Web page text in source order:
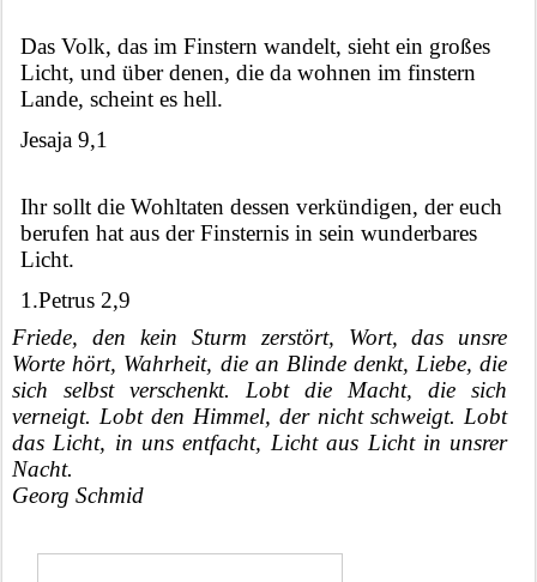
Das Volk, das im Finstern wandelt, sieht ein großes
Licht, und über denen, die da wohnen im finstern
Lande, scheint es hell.
Jesaja 9,1
Ihr sollt die Wohltaten dessen verkündigen, der euch
berufen hat aus der Finsternis in sein wunderbares
Licht.
1.Petrus 2,9
Friede, den kein Sturm zerstört, Wort, das unsre
Worte hört, Wahrheit, die an Blinde denkt, Liebe, die
sich selbst verschenkt. Lobt die Macht, die sich
verneigt. Lobt den Himmel, der nicht schweigt. Lobt
das Licht, in uns entfacht, Licht aus Licht in unsrer
Nacht.
Georg Schmid